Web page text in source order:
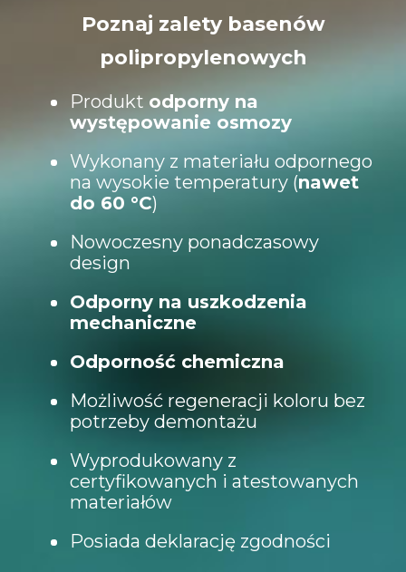
Poznaj zalety basenów
polipropylenowych
Produkt odporny na
występowanie osmozy
Wykonany z materiału odpornego
na wysokie temperatury (nawet
do 60 °C)
Nowoczesny ponadczasowy
design
Odporny na uszkodzenia
mechaniczne
Odporność chemiczna
Możliwość regeneracji koloru bez
potrzeby demontażu
Wyprodukowany z
certyfikowanych i atestowanych
materiałów
Posiada deklarację zgodności